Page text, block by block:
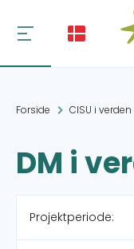
Forside CISU i verden
DM i
Projektperiode: